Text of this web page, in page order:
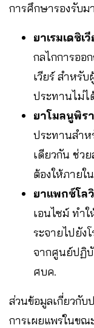
การศึกษารองรับม
ยาเรมเดซิเ
กลไกการออ
เวียร์ สำหรั
ประทานไม่ไ
ยาโมลนูพิร
ประทานสำห
เดียวกัน ช่ว
ต้องให้ภายใ
ยาแพกซ์โล
เอนไซม์ ทำ
ระจายไปยัง
จากศูนย์ปฏิบั
ศบค.
ส่วนข้อมูลเกี่ยวกับ
การเผยแพร่ในขณ